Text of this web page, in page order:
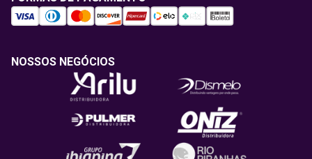
NOSSOS NEGÓCIOS